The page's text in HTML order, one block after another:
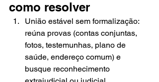
como resolver
União estável sem formalização:
reúna provas (contas conjuntas,
fotos, testemunhas, plano de
saúde, endereço comum) e
busque reconhecimento